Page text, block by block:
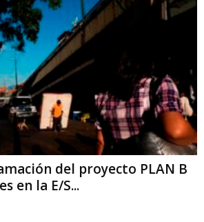
del proyecto PLAN B
en la E/S...